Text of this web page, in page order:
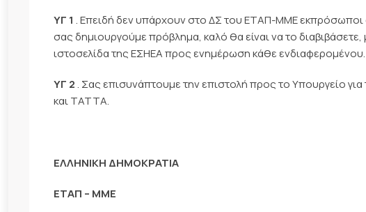
ΥΓ 1 . Επειδή δεν υπάρχουν στο ΔΣ του ΕΤΑΠ-ΜΜΕ
σας δημιουργούμε πρόβλημα, καλό θα είναι να το
ιστοσελίδα της ΕΣΗΕΑ προς ενημέρωση κάθε ενδιαφερομένου.
ΥΓ 2. Σας επισυνάπτουμε την επιστολή προς το Υπουργείο
και ΤΑΤΤΑ.
ΕΛΛΗΝΙΚΗ ΔΗΜΟΚΡΑΤΙΑ
ΕΤΑΠ – ΜΜΕ